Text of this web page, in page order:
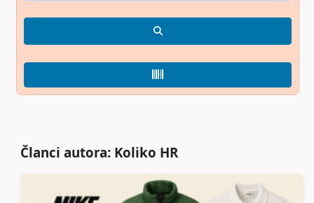
Članci autora: Koliko HR